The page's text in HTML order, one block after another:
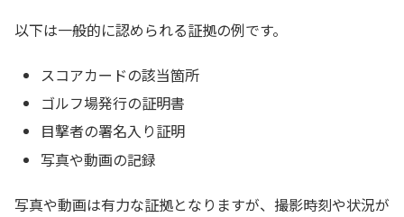
以下は一般的に認められる証拠の例です。
スコアカードの該当箇所
ゴルフ場発行の証明書
目撃者の署名入り証明
写真や動画の記録
写真や動画は有力な証拠となりますが、撮影時刻や状況が